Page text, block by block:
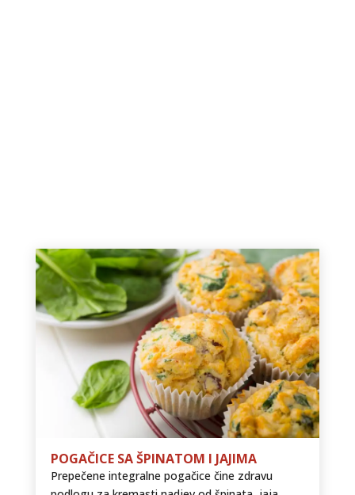
POGAČICE SA ŠPINATOM I JAJIMA
Prepečene integralne pogačice čine zdravu